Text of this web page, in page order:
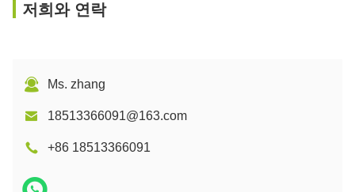
저희와 연락
Ms. zhang
18513366091@163.com
+86 18513366091